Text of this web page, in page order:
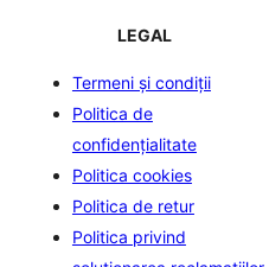
LEGAL
Termeni și condiții
Politica de
confidenţialitate
Politica cookies
Politica de retur
Politica privind